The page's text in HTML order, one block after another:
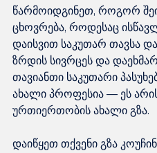
წარმოიდგინეთ, როგორ
ცხოვრება, როდესაც
დაისვით საკუთარ თავსა და
ზრდის სივრცეს და
თავიანთი საკუთარი
ახალი პროფესია — ეს
ურთიერთობის ახალი გზა.
დაიწყეთ თქვენი გზა